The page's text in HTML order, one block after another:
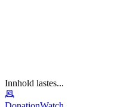
Innhold lastes...